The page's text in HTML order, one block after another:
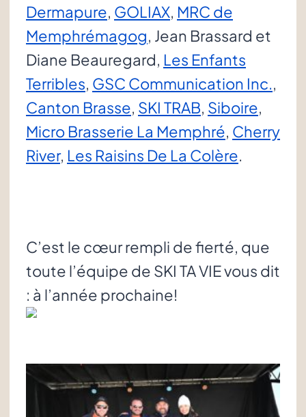
Dermapure, GOLIAX, MRC de
Memphrémagog, Jean Brassard et
Diane Beauregard, Les Enfants
Terribles, GSC Communication Inc.,
Canton Brasse, SKI TRAB, Siboire,
Micro Brasserie La Memphré, Cherry
River, Les Raisins De La Colère.
C’est le cœur rempli de fierté, que
toute l’équipe de SKI TA VIE vous dit
: à l’année prochaine!